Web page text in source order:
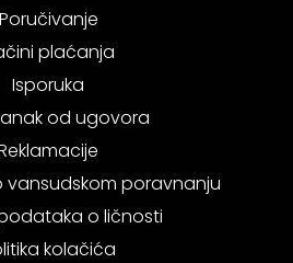
Poručivanje
plaćanja
Isporuka
od ugovora
vansudskom poravnanju
o ličnosti
kolačića